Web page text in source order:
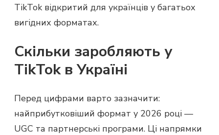
TikTok відкритий для українців у багатьох
вигідних форматах.
Скільки заробляють у
TikTok в Україні
Перед цифрами варто зазначити:
найприбутковіший формат у 2026 році —
UGC та партнерські програми. Ці напрямки